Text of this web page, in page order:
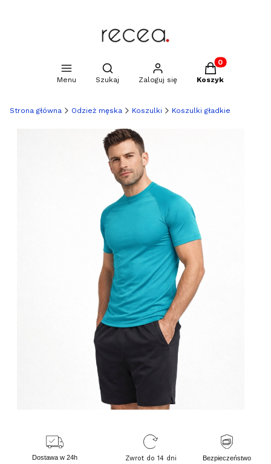
Menu
Otwórz wyszukiwarkę
Szukaj Zaloguj się
Produkty w
Koszyk
Strona główna Odzież męska Koszulki Koszulki gładkie
Dostawa w 24h
Zwrot do 14 dni
Bezpieczeństwo